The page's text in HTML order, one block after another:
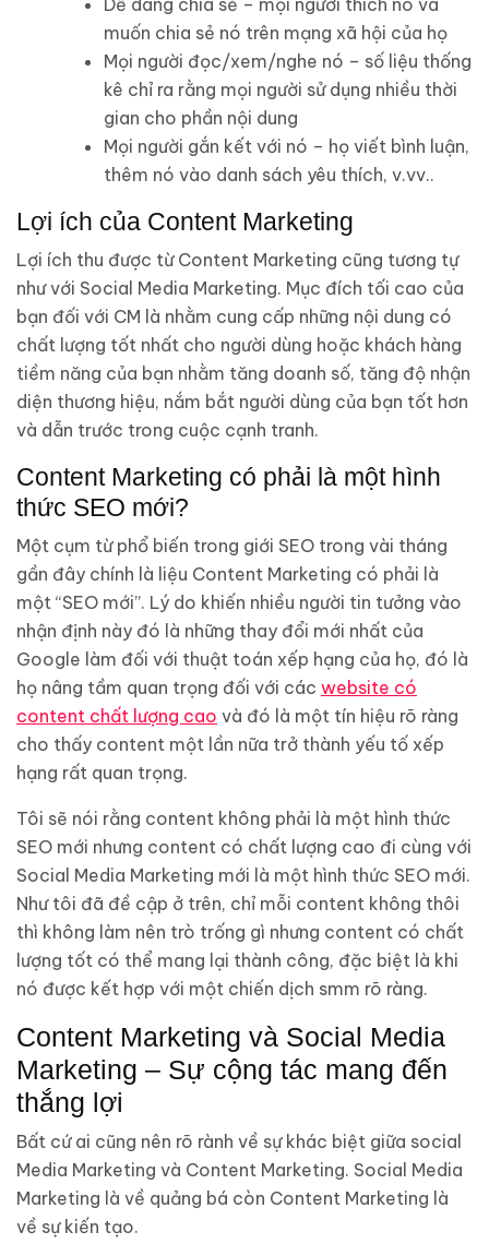
muốn chia sẻ nó trên mạng xã hội của họ
Mọi người đọc/xem/nghe nó – số liệu thống
kê chỉ ra rằng mọi người sử dụng nhiều thời
gian cho phần nội dung
Mọi người gắn kết với nó – họ viết bình luận,
thêm nó vào danh sách yêu thích, v.vv..
Lợi ích của Content Marketing
Lợi ích thu được từ Content Marketing cũng tương tự
như với Social Media Marketing. Mục đích tối cao của
bạn đối với CM là nhằm cung cấp những nội dung có
chất lượng tốt nhất cho người dùng hoặc khách hàng
tiềm năng của bạn nhằm tăng doanh số, tăng độ nhận
diện thương hiệu, nắm bắt người dùng của bạn tốt hơn
và dẫn trước trong cuộc cạnh tranh.
Content Marketing có phải là một hình
thức SEO mới?
Một cụm từ phổ biến trong giới SEO trong vài tháng
gần đây chính là liệu Content Marketing có phải là
một “SEO mới”. Lý do khiến nhiều người tin tưởng vào
nhận định này đó là những thay đổi mới nhất của
Google làm đối với thuật toán xếp hạng của họ, đó là
họ nâng tầm quan trọng đối với các website có
content chất lượng cao và đó là một tín hiệu rõ ràng
cho thấy content một lần nữa trở thành yếu tố xếp
hạng rất quan trọng.
Tôi sẽ nói rằng content không phải là một hình thức
SEO mới nhưng content có chất lượng cao đi cùng với
Social Media Marketing mới là một hình thức SEO mới.
Như tôi đã đề cập ở trên, chỉ mỗi content không thôi
thì không làm nên trò trống gì nhưng content có chất
lượng tốt có thể mang lại thành công, đặc biệt là khi
nó được kết hợp với một chiến dịch smm rõ ràng.
Content Marketing và Social Media
Marketing – Sự cộng tác mang đến
thắng lợi
Bất cứ ai cũng nên rõ rành về sự khác biệt giữa social
Media Marketing và Content Marketing. Social Media
Marketing là về quảng bá còn Content Marketing là
về sự kiến tạo.